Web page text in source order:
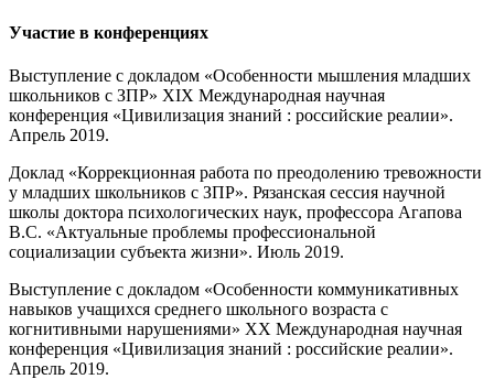
Участие в конференциях
Выступление с докладом «Особенности мышления младших
школьников с ЗПР» ХIХ Международная научная
конференция «Цивилизация знаний : российские реалии».
Апрель 2019.
Доклад «Коррекционная работа по преодолению тревожности
у младших школьников с ЗПР». Рязанская сессия научной
школы доктора психологических наук, профессора Агапова
В.С. «Актуальные проблемы профессиональной
социализации субъекта жизни». Июль 2019.
Выступление с докладом «Особенности коммуникативных
навыков учащихся среднего школьного возраста с
когнитивными нарушениями» ХХ Международная научная
конференция «Цивилизация знаний : российские реалии».
Апрель 2019.